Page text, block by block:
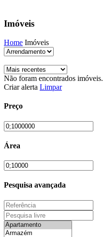
Imóveis
Home Imóveis
Não foram encontrados imóveis.
Criar alerta Limpar
Preço
Área
Pesquisa avançada